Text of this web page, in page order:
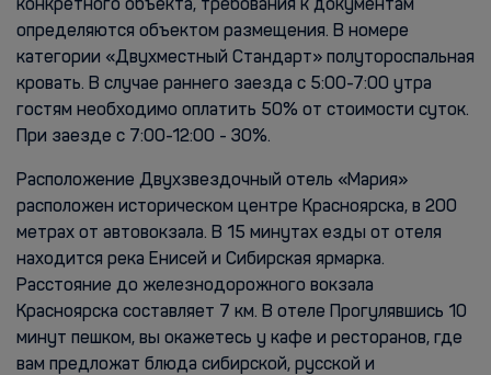
конкретного объекта, требования к документам
определяются объектом размещения. В номере
категории «Двухместный Стандарт» полутороспальная
кровать. В случае раннего заезда с 5:00-7:00 утра
гостям необходимо оплатить 50% от стоимости суток.
При заезде с 7:00-12:00 - 30%.
Расположение Двухзвездочный отель «Мария»
расположен историческом центре Красноярска, в 200
метрах от автовокзала. В 15 минутах езды от отеля
находится река Енисей и Сибирская ярмарка.
Расстояние до железнодорожного вокзала
Красноярска составляет 7 км. В отеле Прогулявшись 10
минут пешком, вы окажетесь у кафе и ресторанов, где
вам предложат блюда сибирской, русской и